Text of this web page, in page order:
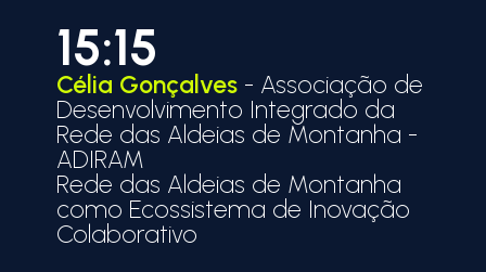
15:15
Célia Gonçalves - Associação de
Desenvolvimento Integrado da
Rede das Aldeias de Montanha -
ADIRAM
Rede das Aldeias de Montanha
como Ecossistema de Inovação
Colaborativo